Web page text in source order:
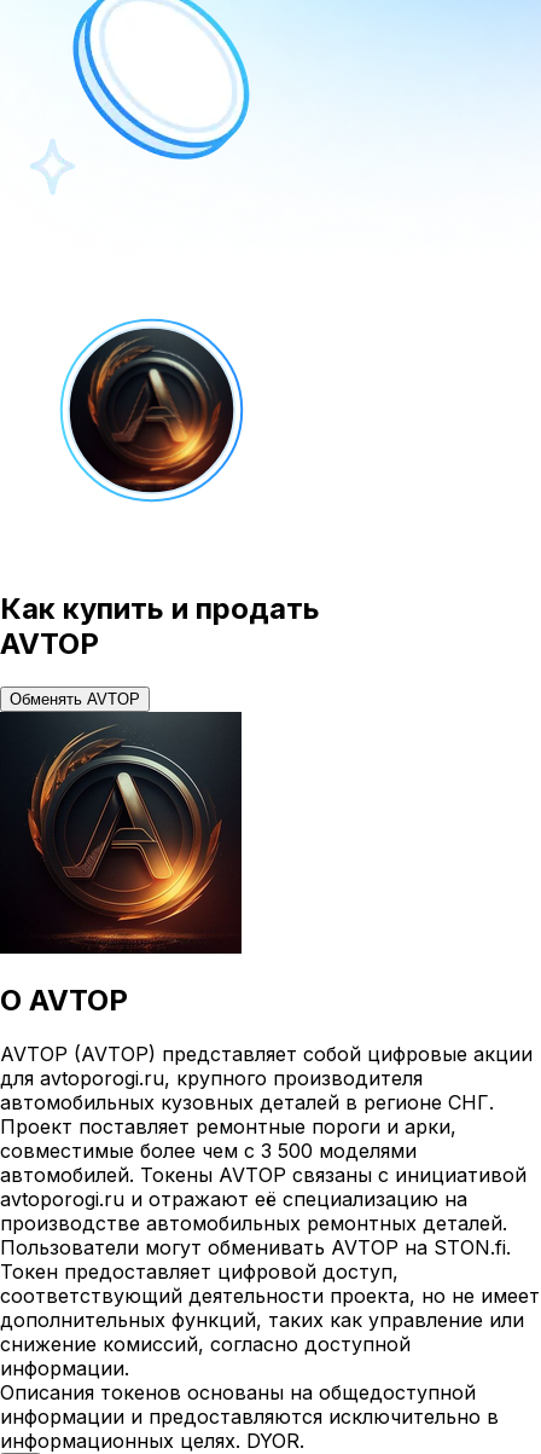
Как купить и продать
AVTOP
Обменять AVTOP
О AVTOP
AVTOP (AVTOP) представляет собой цифровые акции
для avtoporogi.ru, крупного производителя
автомобильных кузовных деталей в регионе СНГ.
Проект поставляет ремонтные пороги и арки,
совместимые более чем с 3 500 моделями
автомобилей. Токены AVTOP связаны с инициативой
avtoporogi.ru и отражают её специализацию на
производстве автомобильных ремонтных деталей.
Пользователи могут обменивать AVTOP на STON.fi.
Токен предоставляет цифровой доступ,
соответствующий деятельности проекта, но не имеет
дополнительных функций, таких как управление или
снижение комиссий, согласно доступной
информации.
Описания токенов основаны на общедоступной
информации и предоставляются исключительно в
информационных целях. DYOR.